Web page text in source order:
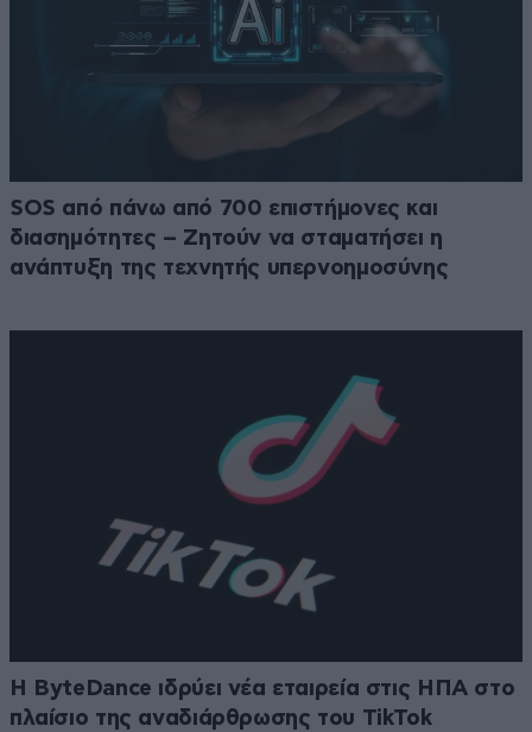
SOS από πάνω από 700 επιστήμονες και
διασημότητες – Ζητούν να σταματήσει η
ανάπτυξη της τεχνητής υπερνοημοσύνης
Η ByteDance ιδρύει νέα εταιρεία στις ΗΠΑ στο
πλαίσιο της αναδιάρθρωσης του TikTok